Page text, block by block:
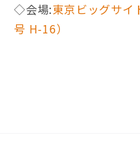
◇会場:東京ビッグサイ
号 H-16）